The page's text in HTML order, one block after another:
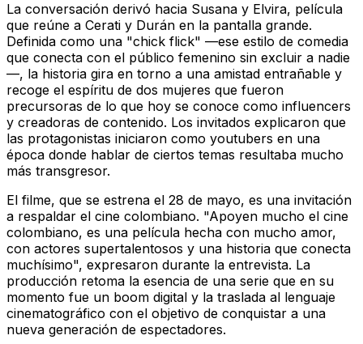
La conversación derivó hacia Susana y Elvira, película
que reúne a Cerati y Durán en la pantalla grande.
Definida como una "chick flick" —ese estilo de comedia
que conecta con el público femenino sin excluir a nadie
—, la historia gira en torno a una amistad entrañable y
recoge el espíritu de dos mujeres que fueron
precursoras de lo que hoy se conoce como influencers
y creadoras de contenido. Los invitados explicaron que
las protagonistas iniciaron como youtubers en una
época donde hablar de ciertos temas resultaba mucho
más transgresor.
El filme, que se estrena el 28 de mayo, es una invitación
a respaldar el cine colombiano. "Apoyen mucho el cine
colombiano, es una película hecha con mucho amor,
con actores supertalentosos y una historia que conecta
muchísimo", expresaron durante la entrevista. La
producción retoma la esencia de una serie que en su
momento fue un boom digital y la traslada al lenguaje
cinematográfico con el objetivo de conquistar a una
nueva generación de espectadores.